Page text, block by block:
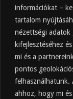
információkat –
tartalom
nézettségi adatok
kifejlesztéséhez
mi és a
pontos
felhasználhatunk.
ahhoz, hogy mi
Felkapott
Almaecet
terület
2025.10.31.
Almaecet
hígítva?